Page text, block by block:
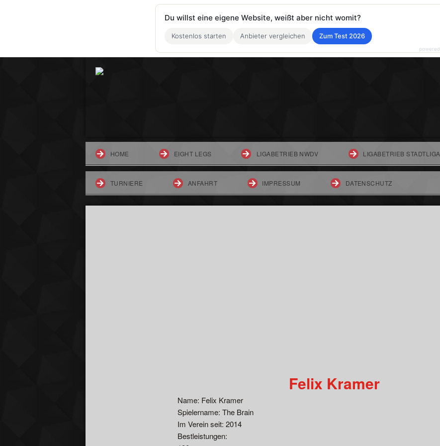
HOME EIGHT LEGS LIGABETRIEB NWDV LIGABETRIEB STADTLIGA
TURNIERE ANFAHRT IMPRESSUM DATENSCHUTZ
Felix Kramer
Name: Felix Kramer
Spielername: The Brain
Im Verein seit: 2014
Bestleistungen:
Du willst eine eigene Website, weißt aber nicht womit?
Kostenlos starten Anbieter vergleichen Zum Test 2026